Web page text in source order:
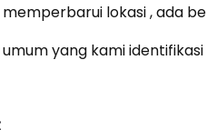
lokasi , ada
umum yang kami